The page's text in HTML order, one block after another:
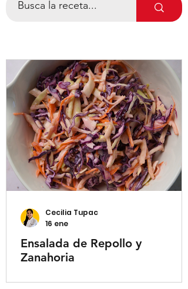
Ensalada de Repollo y
Zanahoria
Cecilia Tupac
16 ene